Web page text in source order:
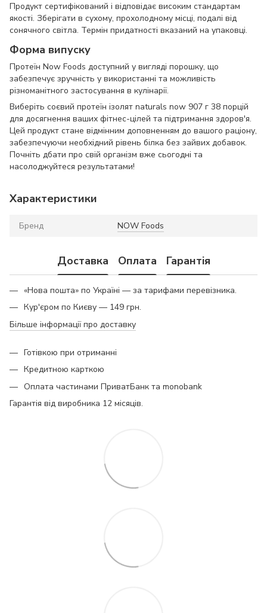
Продукт сертифікований і відповідає високим стандартам
якості. Зберігати в сухому, прохолодному місці, подалі від
сонячного світла. Термін придатності вказаний на упаковці.
Форма випуску
Протеїн Now Foods доступний у вигляді порошку, що
забезпечує зручність у використанні та можливість
різноманітного застосування в кулінарії.
Виберіть соєвий протеїн ізолят naturals now 907 г 38 порцій
для досягнення ваших фітнес-цілей та підтримання здоров'я.
Цей продукт стане відмінним доповненням до вашого раціону,
забезпечуючи необхідний рівень білка без зайвих добавок.
Почніть дбати про свій організм вже сьогодні та
насолоджуйтеся результатами!
Характеристики
Бренд NOW Foods
Доставка Оплата Гарантія
«Нова пошта» по Україні — за тарифами перевізника.
Кур'єром по Києву — 149 грн.
Більше інформації про доставку
Готівкою при отриманні
Кредитною карткою
Оплата частинами ПриватБанк та monobank
Гарантія від виробника 12 місяців.